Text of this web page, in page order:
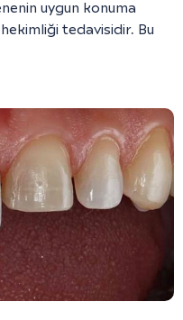
uygun konuma
tedavisidir. Bu